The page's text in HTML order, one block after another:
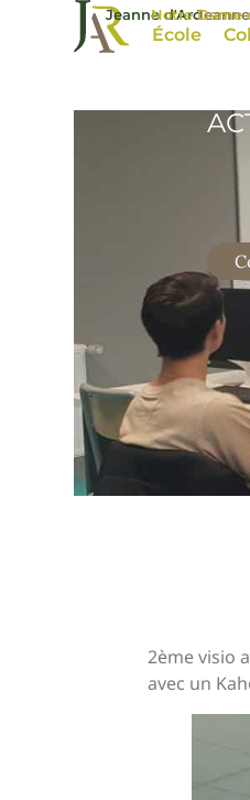
École
Jeanne d'Arc
Notre Dame
2ème visio
avec un